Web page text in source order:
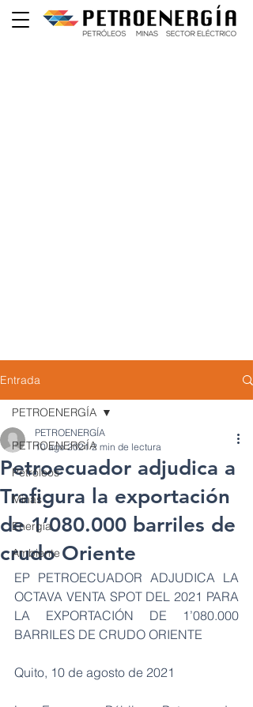
Entrada
PETROENERGÍA
Petróleos
Minas
Energía
Ambiente
PETROENERGÍA
Petroecuador adjudica a
Trafigura la exportación
de 1’080.000 barriles de
crudo Oriente
PETROENERGÍA
10 ago 2021 2 min de lectura
EP PETROECUADOR ADJUDICA LA
OCTAVA VENTA SPOT DEL 2021 PARA
LA EXPORTACIÓN DE 1’080.000
BARRILES DE CRUDO ORIENTE
Quito, 10 de agosto de 2021